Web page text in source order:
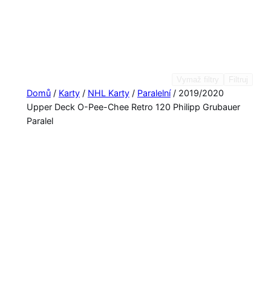
Domů/ Karty/ NHL Karty/ Paralelní/ 2019/2020
Upper Deck O-Pee-Chee Retro 120 Philipp Grubauer
Paralel